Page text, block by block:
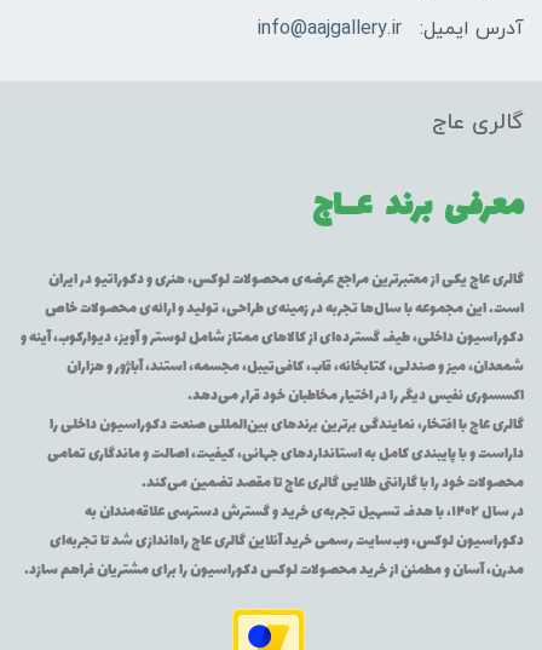
آدرس ایمیل:
info@aajgallery.ir
گالری عاج
معرفی برند عــاج
گالری عاج یکی از معتبرترین مراجع عرضه‌ی محصولات لوکس، هنری و دکوراتیو در ایران
است. این مجموعه با سال‌ها تجربه در زمینه‌ی طراحی، تولید و ارائه‌ی محصولات خاص
دکوراسیون داخلی، طیف گسترده‌ای از کالاهای ممتاز شامل لوستر و آویز، دیوارکوب، آینه و
شمعدان، میز و صندلی، کتابخانه، قاب، کافی‌تیبل، مجسمه، استند، آباژور و هزاران
اکسسوری نفیس دیگر را در اختیار مخاطبان خود قرار می‌دهد.
گالری عاج با افتخار، نمایندگی برترین برندهای بین‌المللی صنعت دکوراسیون داخلی را
داراست و با پایبندی کامل به استانداردهای جهانی، کیفیت، اصالت و ماندگاری تمامی
محصولات خود را با گارانتی طلایی گالری عاج تا مقصد تضمین می‌کند.
در سال ۱۴۰۲، با هدف تسهیل تجربه‌ی خرید و گسترش دسترسی علاقه‌مندان به
دکوراسیون لوکس، وب‌سایت رسمی خرید آنلاین گالری عاج راه‌اندازی شد تا تجربه‌ای
مدرن، آسان و مطمئن از خرید محصولات لوکس دکوراسیون را برای مشتریان فراهم سازد.